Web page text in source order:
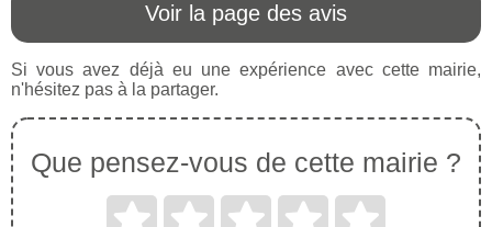
Voir la page des avis
Si vous avez déjà eu une expérience avec cette mairie,
n'hésitez pas à la partager.
Que pensez-vous de cette mairie ?